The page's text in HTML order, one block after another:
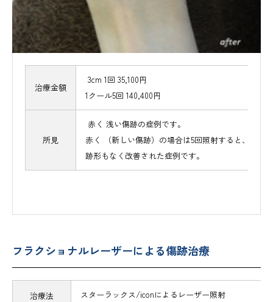
治療金額
3cm 1回 35,100円
1クール5回 140,400円
所見
赤く 浅い傷跡の症例です。
赤く （新しい傷跡）の場合は5回照射すると、
跡形もなく改善された症例です。
治療金額
3本 1回 35,100円
1クール 5回 140,400円
10cm 1回 70,200円
1クール5回 280,800円
治療金額
約5本の傷 1回 49,140円
1クール5回 196,560円
治療金額
約6cm 1回 42,120円
1クール5 回 168,480円
フラクショナルレーザーによる傷跡治療
治療法 スターラックス/iconによるレーザー照射